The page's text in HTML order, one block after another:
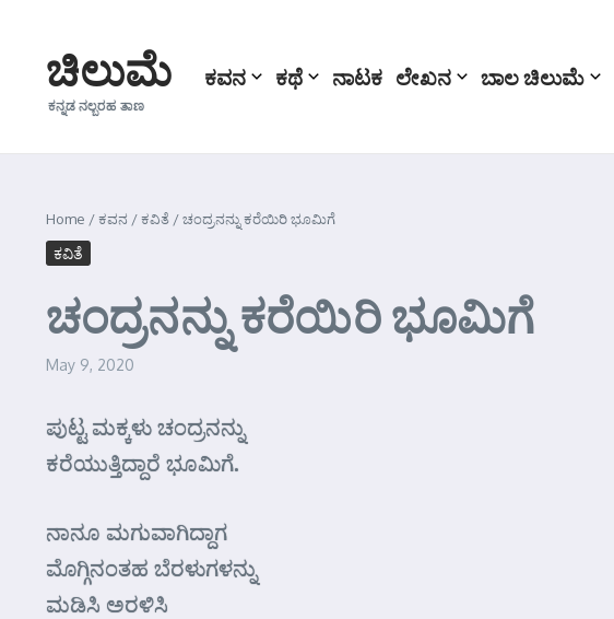
ಚಿಲುಮೆ
ಕನ್ನಡ ನಲ್ಬರಹ ತಾಣ
ಕವನ ಕಥೆ ನಾಟಕ ಲೇಖನ ಬಾಲ ಚಿಲುಮೆ
Home /ಕವನ /ಕವಿತೆ /ಚಂದ್ರನನ್ನು ಕರೆಯಿರಿ ಭೂಮಿಗೆ
ಕವಿತೆ
ಚಂದ್ರನನ್ನು ಕರೆಯಿರಿ ಭೂಮಿಗೆ
May 9, 2020
ಪುಟ್ಟ ಮಕ್ಕಳು ಚಂದ್ರನನ್ನು
ಕರೆಯುತ್ತಿದ್ದಾರೆ ಭೂಮಿಗೆ.
ನಾನೂ ಮಗುವಾಗಿದ್ದಾಗ
ಮೊಗ್ಗಿನಂತಹ ಬೆರಳುಗಳನ್ನು
ಮಡಿಸಿ ಅರಳಿಸಿ